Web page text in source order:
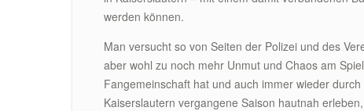
werden können.
Man versucht so von Seiten der Polizei und des
aber wohl zu noch mehr Unmut und Chaos am
Fangemeinschaft hat und auch immer wieder
Kaiserslautern vergangene Saison hautnah